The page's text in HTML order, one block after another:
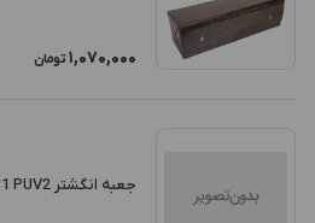
1,070,000 تومان
جعبه انگشتر UAP1 PUV2